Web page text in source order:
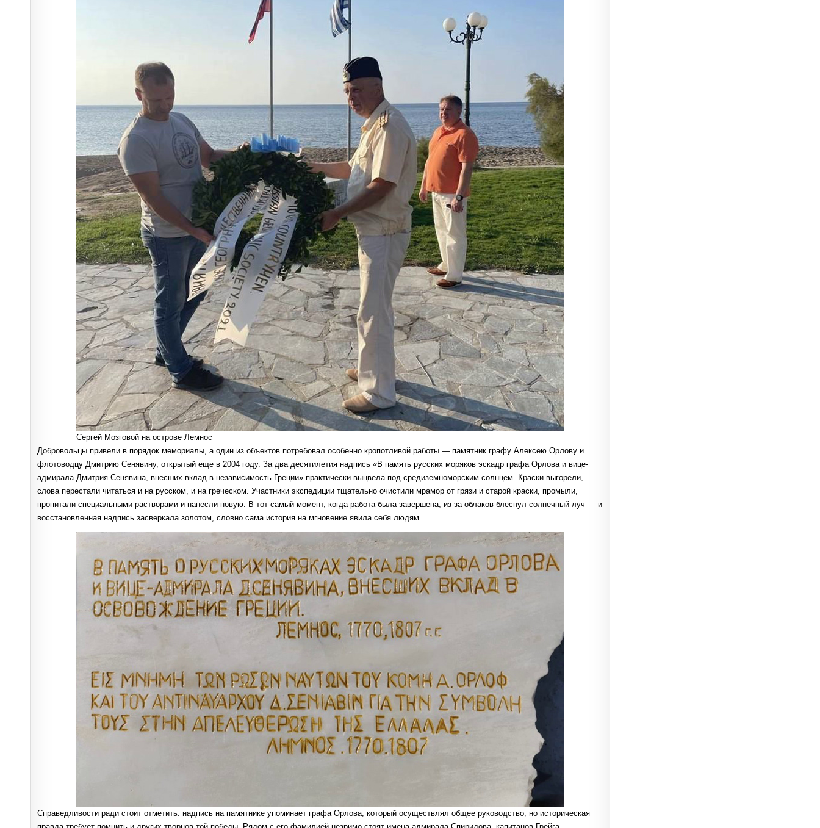
Сергей Мозговой на острове Лемнос
Добровольцы привели в порядок мемориалы, а один из объектов потребовал особенно кропотливой работы — памятник графу Алексею Орлову и
флотоводцу Дмитрию Сенявину, открытый еще в 2004 году. За два десятилетия надпись «В память русских моряков эскадр графа Орлова и вице-
адмирала Дмитрия Сенявина, внесших вклад в независимость Греции» практически выцвела под средиземноморским солнцем. Краски выгорели,
слова перестали читаться и на русском, и на греческом. Участники экспедиции тщательно очистили мрамор от грязи и старой краски, промыли,
пропитали специальными растворами и нанесли новую. В тот самый момент, когда работа была завершена, из-за облаков блеснул солнечный луч — и
восстановленная надпись засверкала золотом, словно сама история на мгновение явила себя людям.
Справедливости ради стоит отметить: надпись на памятнике упоминает графа Орлова, который осуществлял общее руководство, но историческая